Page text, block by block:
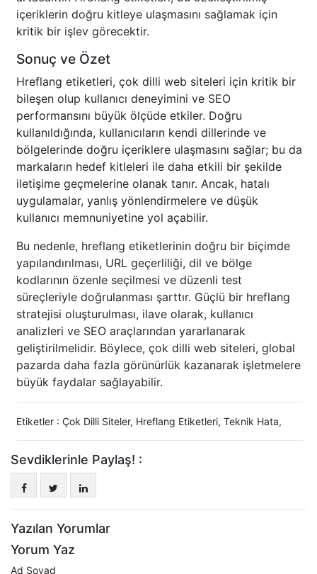
içeriklerin doğru kitleye ulaşmasını sağlamak için
kritik bir işlev görecektir.
Sonuç ve Özet
Hreflang etiketleri, çok dilli web siteleri için kritik bir
bileşen olup kullanıcı deneyimini ve SEO
performansını büyük ölçüde etkiler. Doğru
kullanıldığında, kullanıcıların kendi dillerinde ve
bölgelerinde doğru içeriklere ulaşmasını sağlar; bu da
markaların hedef kitleleri ile daha etkili bir şekilde
iletişime geçmelerine olanak tanır. Ancak, hatalı
uygulamalar, yanlış yönlendirmelere ve düşük
kullanıcı memnuniyetine yol açabilir.
Bu nedenle, hreflang etiketlerinin doğru bir biçimde
yapılandırılması, URL geçerliliği, dil ve bölge
kodlarının özenle seçilmesi ve düzenli test
süreçleriyle doğrulanması şarttır. Güçlü bir hreflang
stratejisi oluşturulması, ilave olarak, kullanıcı
analizleri ve SEO araçlarından yararlanarak
geliştirilmelidir. Böylece, çok dilli web siteleri, global
pazarda daha fazla görünürlük kazanarak işletmelere
büyük faydalar sağlayabilir.
Etiketler : Çok Dilli Siteler, Hreflang Etiketleri, Teknik Hata,
Sevdiklerinle Paylaş! :
Yazılan Yorumlar
Yorum Yaz
Ad Soyad